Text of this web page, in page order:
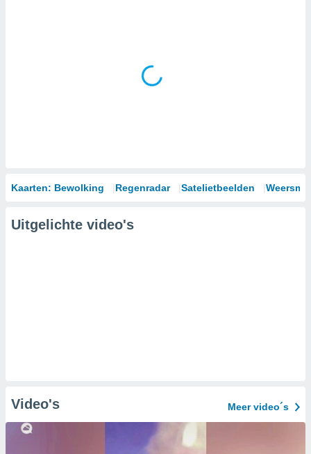
Kaarten: Bewolking Regenradar Satelietbeelden
Uitgelichte video's
Video's Meer video´s